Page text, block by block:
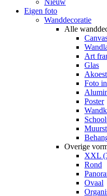
Eigen foto
Wanddecoratie
Alle
Art
Glas
Foto
Poster
Overige
XXL
Rond
Ovaal